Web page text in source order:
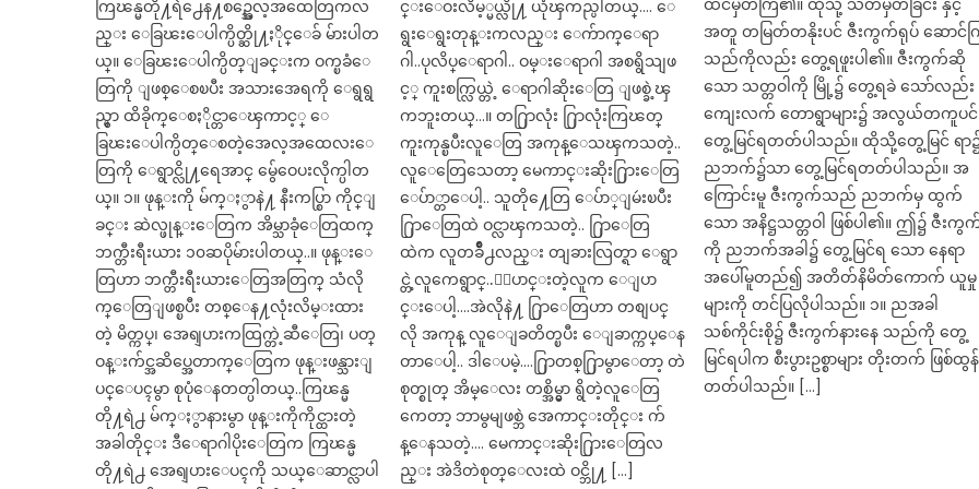
ကြၽန္မတို႔ရဲ႕ေန႔စဥ္အေလ့အထေတြကလ
ည္း ေခြၽးေပါက္ပိတ္ဆို႔ႏိုင္ေခ် မ်ားပါတ
ယ္။ ေခြၽးေပါက္ပိတ္ျခင္းက ဝက္ၿခံေ
တြကို ျဖစ္ေစၿပီး အသားအေရကို ေရွရွ
ည္မွာ ထိခိုက္ေစႏိုင္တာေၾကာင့္ ေ
ခြၽးေပါက္ပိတ္ေစတဲ့အေလ့အထေလးေ
တြကို ေရွာင္လို႔ရေအာင္ မွ်ေဝေပးလိုက္ပါတ
ယ္။ ၁။ ဖုန္းကို မ်က္ႏွာနဲ႔ နီးကပ္စြာ ကိုင္ျ
ခင္း ဆဲလ္ဖုန္းေတြက အိမ္သာခုံေတြထက္
ဘက္တီးရီးယား ၁၀ဆပိုမ်ားပါတယ္..။ ဖုန္းေ
တြဟာ ဘက္တီးရီးယားေတြအတြက္ သံလို
က္ေတြျဖစ္ၿပီး တစ္ေန႔လုံးလိမ္းထား
တဲ့ မိတ္ကပ္၊ အေရျပားကထြက္တဲ့ဆီေတြ၊ ပတ္
ဝန္းက်င္အဆိပ္အေတာက္ေတြက ဖုန္းဖန္သားျ
ပင္ေပၚမွာ စုပုံေနတတ္ပါတယ္..ကြၽန္မ
တို႔ရဲ႕ မ်က္ႏွာနားမွာ ဖုန္းကိုကိုင္ထားတဲ့
အခါတိုင္း ဒီေရာဂါပိုးေတြက ကြၽန္မ
တို႔ရဲ႕ အေရျပားေပၚကို သယ္ေဆာင္လာပါ
င္းေဝးလိမ့္မယ္လို႔ ယုံၾကည္ပါတယ္…. ေ
ရွးေရွးတုန္းကလည္း ေက်ာက္ေရာ
ဂါ..ပုလိပ္ေရာဂါ.. ဝမ္းေရာဂါ အစရွိသျဖ
င့္ ကူးစက္လြယ္တဲ့ ေရာဂါဆိုးေတြ ျဖစ္ခဲ့ၾ
ကဘူးတယ္…။ တ႐ြာလုံး ႐ြာလုံးကြၽတ္
ကူးကုန္ၿပီးလူေတြ အကုန္ေသၾကသတဲ့..
လူေတြေသေတာ့ မေကာင္းဆိုး႐ြားေတြ
ေပ်ာ္တာေပါ့.. သူတို႔ေတြ ေပ်ာ္ျမဴးၿပီး
႐ြာေတြထဲ ဝင္လာၾကသတဲ့.. ႐ြာေတြ
ထဲက လူတခ်ိဳ႕လည္း တျခားလြတ္ရာ ေရွာ
င္တဲ့လူကေရွာင္..ေျပာင္းတဲ့လူက ေျပာ
င္းေပါ့….အဲလိုနဲ႔ ႐ြာေတြဟာ တစျပင္
လို အကုန္ လူေျခတိတ္ၿပီး ေျခာက္ကပ္ေန
တာေပါ့.. ဒါေပမဲ့….႐ြာတစ္႐ြာမွာေတာ့ တဲ
စုတ္စုတ္ အိမ္ေလး တစ္အိမ္မွာ ရွိတဲ့လူေတြ
ကေတာ့ ဘာမွမျဖစ္ဘဲ အေကာင္းတိုင္း က်
န္ေနသတဲ့…. မေကာင္းဆိုး႐ြားေတြလ
ည္း အဲဒိတဲစုတ္ေလးထဲ ဝင္ဘို႔ […]
ထင်မှတ်ကြ၏။ ထိုသို့ သတ်မှတ်ခြင်း နှင့်
အတူ တမြတ်တနိုးပင် ဇီးကွက်ရုပ် ဆောင်က
သည်ကိုလည်း တွေ့ရဖူးပါ၏။ ဇီးကွက်ဆို
သော သတ္တဝါကို မြို့၌ တွေ့ရခဲ သော်လည်း
ကျေးလက် တောရွာများ၌ အလွယ်တကူပင်
တွေ့မြင်ရတတ်ပါသည်။ ထိုသို့တွေ့မြင် ရာ
ညဘက်၌သာ တွေ့မြင်ရတတ်ပါသည်။ အ
ကြောင်းမူ ဇီးကွက်သည် ညဘက်မှ ထွက်
သော အနိဋ္ဌသတ္တဝါ ဖြစ်ပါ၏။ ဤ၌ ဇီးကွ
ကို ညဘက်အခါ၌ တွေ့မြင်ရ သော နေရာ
အပေါ်မူတည်၍ အတိတ်နိမိတ်ကောက် ယူမှု
များကို တင်ပြလိုပါသည်။ ၁။ ညအခါ
သစ်ကိုင်းစို၌ ဇီးကွက်နားနေ သည်ကို တွေ့
မြင်ရပါက စီးပွားဥစ္စာများ တိုးတက် ဖြစ်ထွန်
တတ်ပါသည်။ […]